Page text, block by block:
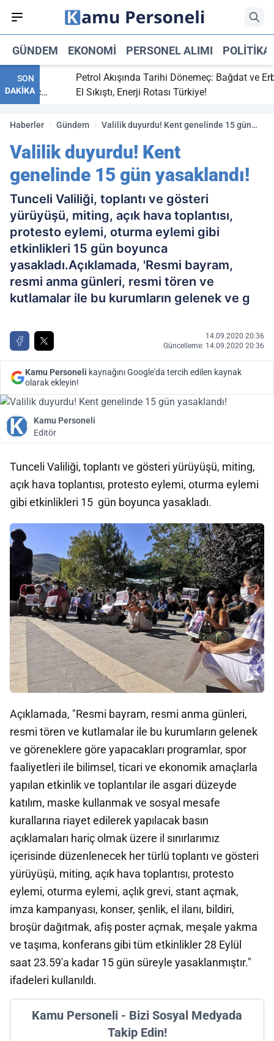
GÜNDEM EKONOMI PERSONEL ALIMI POLITIKA
SON
DAKİKA
maç
Petrol Akışında Tarihi Dönemeç: Bağdat ve Erbil
El Sıkıştı, Enerji Rotası Türkiye!
Haberler Gündem
Valilik duyurdu! Kent genelinde 15 gün
Valilik duyurdu! Kent
genelinde 15 gün yasaklandı!
Tunceli Valiliği, toplantı ve gösteri
yürüyüşü, miting, açık hava toplantısı,
protesto eylemi, oturma eylemi gibi
etkinlikleri 15 gün boyunca
yasakladı.Açıklamada, 'Resmi bayram,
resmi anma günleri, resmi tören ve
kutlamalar ile bu kurumların gelenek ve g
14.09.2020 20:36
Güncelleme: 14.09.2020 20:36
Kamu Personeli kaynağını Google'da tercih edilen kaynak
olarak ekleyin!
Kamu Personeli
Editör
Tunceli Valiliği, toplantı ve gösteri yürüyüşü, miting,
açık hava toplantısı, protesto eylemi, oturma eylemi
gibi etkinlikleri 15 gün boyunca yasakladı.
Açıklamada, "Resmi bayram, resmi anma günleri,
resmi tören ve kutlamalar ile bu kurumların gelenek
ve göreneklere göre yapacakları programlar, spor
faaliyetleri ile bilimsel, ticari ve ekonomik amaçlarla
yapılan etkinlik ve toplantılar ile asgari düzeyde
katılım, maske kullanmak ve sosyal mesafe
kurallarına riayet edilerek yapılacak basın
açıklamaları hariç olmak üzere il sınırlarımız
içerisinde düzenlenecek her türlü toplantı ve gösteri
yürüyüşü, miting, açık hava toplantısı, protesto
eylemi, oturma eylemi, açlık grevi, stant açmak,
imza kampanyası, konser, şenlik, el ilanı, bildiri,
broşür dağıtmak, afiş poster açmak, meşale yakma
ve taşıma, konferans gibi tüm etkinlikler 28 Eylül
saat 23.59'a kadar 15 gün süreyle yasaklanmıştır."
ifadeleri kullanıldı.
Kamu Personeli - Bizi Sosyal Medyada
Takip Edin!